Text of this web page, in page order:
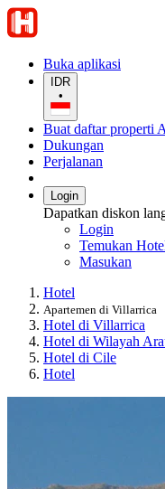
Buka aplikasi
IDR
•
Buat daftar properti
Dukungan
Perjalanan
Login
Dapatkan diskon
Login
Temukan
Masukan
Hotel
Apartemen di Villarrica
Hotel di Villarrica
Hotel di Wilayah
Hotel di Cile
Hotel